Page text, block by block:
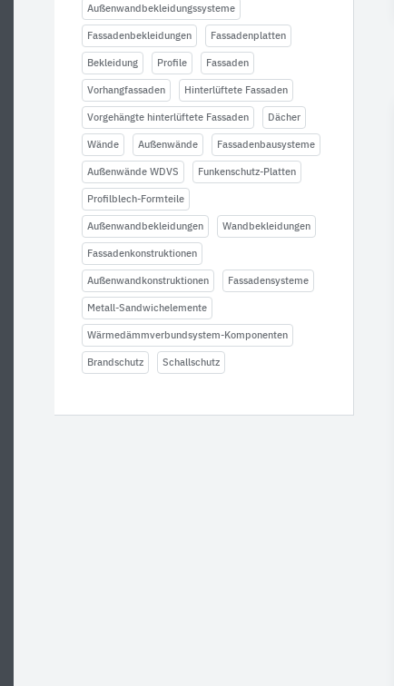
Außenwandbekleidungssysteme
Fassadenbekleidungen Fassadenplatten
Bekleidung Profile Fassaden
Vorhangfassaden Hinterlüftete Fassaden
Vorgehängte hinterlüftete Fassaden Dächer
Wände Außenwände Fassadenbausysteme
Außenwände WDVS Funkenschutz-Platten
Profilblech-Formteile
Außenwandbekleidungen Wandbekleidungen
Fassadenkonstruktionen
Außenwandkonstruktionen Fassadensysteme
Metall-Sandwichelemente
Wärmedämmverbundsystem-Komponenten
Brandschutz Schallschutz